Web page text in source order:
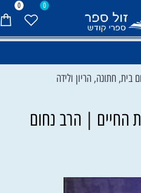
0 0
בית, חתונה, הריון ולידה
החיים | הרב נחום